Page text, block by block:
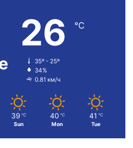
26 ℃
35º - 25º
34%
0.81 км/ч
39 ℃
Sun
40 ℃
Mon
41 ℃
Tue